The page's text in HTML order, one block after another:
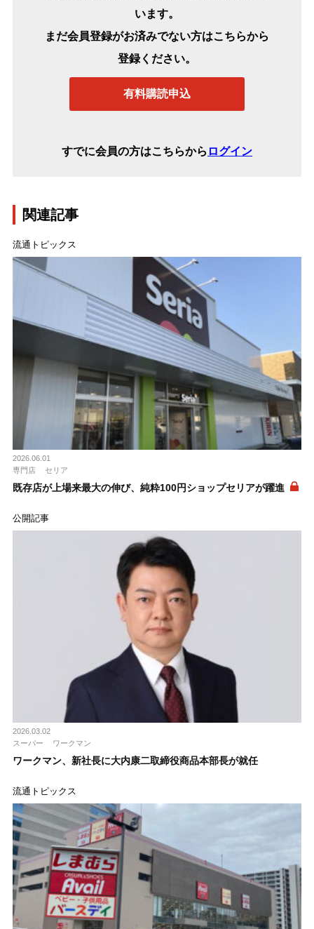
います。
まだ会員登録がお済みでない方はこちらから
登録ください。
有料購読申込
すでに会員の方はこちらから ログイン
関連記事
流通トピックス
2026.06.01
専門店
セリア
既存店が上場来最大の伸び、純粋100円ショップセリアが躍進
公開記事
2026.03.02
スーパー
ワークマン
ワークマン、新社長に大内康二取締役商品本部長が就任
流通トピックス